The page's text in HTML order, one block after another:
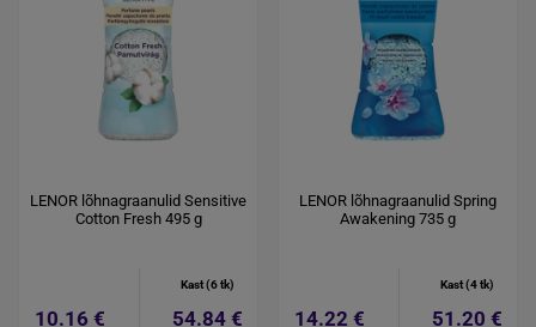
LENOR lõhnagraanulid Sensitive
Cotton Fresh 495 g
10.16 €
Kast (6 tk)
54.84 €
LENOR lõhnagraanulid Spring
Awakening 735 g
14.22 €
Kast (4 tk)
51.20 €